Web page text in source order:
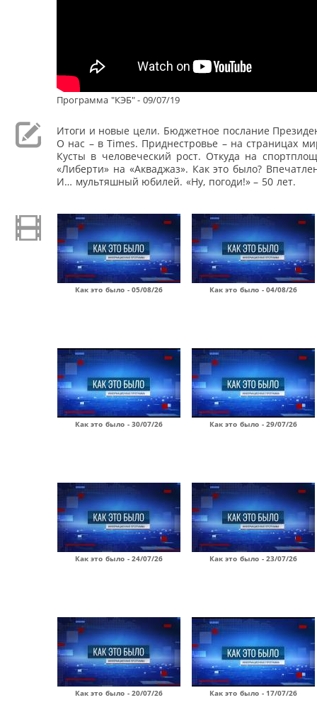
Программа "КЭБ" - 09/07/19
Итоги и новые цели. Бюджетное послание
О нас – в Times. Приднестровье – на страницах
Кусты в человеческий рост. Откуда на
«Либерти» на «Акваджаз». Как это было?
И… мультяшный юбилей. «Ну, погоди!» – 50 лет.
Как это было - 05/08/26 Как это было - 04/08/26
Как это было - 30/07/26 Как это было - 29/07/26
Как это было - 24/07/26 Как это было - 23/07/26
Как это было - 20/07/26 Как это было - 17/07/26